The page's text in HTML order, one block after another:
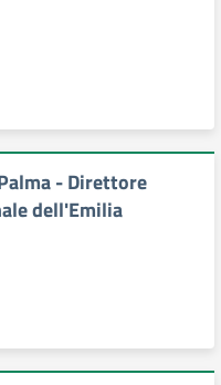
- Direttore
dell'Emilia